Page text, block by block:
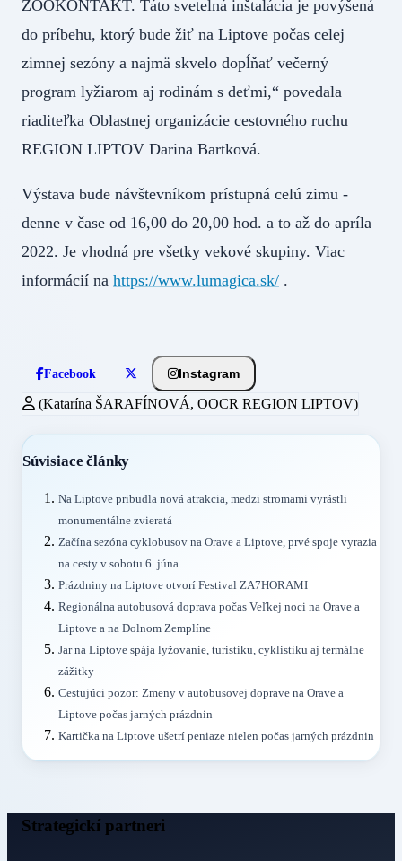
ZOOKONTAKT. Táto svetelná inštalácia je povýšená
do príbehu, ktorý bude žiť na Liptove počas celej
zimnej sezóny a najmä skvelo dopĺňať večerný
program lyžiarom aj rodinám s deťmi,“ povedala
riaditeľka Oblastnej organizácie cestovného ruchu
REGION LIPTOV Darina Bartková.
Výstava bude návštevníkom prístupná celú zimu -
denne v čase od 16,00 do 20,00 hod. a to až do apríla
2022. Je vhodná pre všetky vekové skupiny. Viac
informácií na https://www.lumagica.sk/ .
Facebook Instagram
(Katarína ŠARAFÍNOVÁ, OOCR REGION LIPTOV)
Súvisiace články
Na Liptove pribudla nová atrakcia, medzi stromami vyrástli
monumentálne zvieratá
Začína sezóna cyklobusov na Orave a Liptove, prvé spoje vyrazia
na cesty v sobotu 6. júna
Prázdniny na Liptove otvorí Festival ZA7HORAMI
Regionálna autobusová doprava počas Veľkej noci na Orave a
Liptove a na Dolnom Zemplíne
Jar na Liptove spája lyžovanie, turistiku, cyklistiku aj termálne
zážitky
Cestujúci pozor: Zmeny v autobusovej doprave na Orave a
Liptove počas jarných prázdnin
Kartička na Liptove ušetrí peniaze nielen počas jarných prázdnin
Strategickí partneri